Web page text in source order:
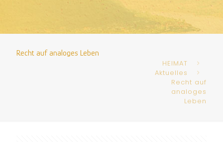
Recht auf analoges Leben
HEIMAT
Aktuelles
Recht auf
analoges
Leben